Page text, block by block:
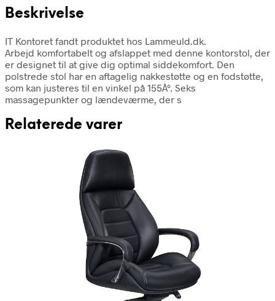
Beskrivelse
IT Kontoret fandt produktet hos Lammeuld.dk.
Arbejd komfortabelt og afslappet med denne kontorstol, der
er designet til at give dig optimal siddekomfort. Den
polstrede stol har en aftagelig nakkestøtte og en fodstøtte,
som kan justeres til en vinkel på 155Â°. Seks
massagepunkter og lændeværme, der s
Relaterede varer